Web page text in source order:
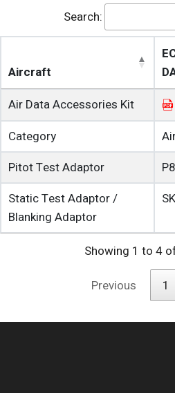
Search:
Aircraft
Air Data Accessories Kit
Category
Pitot Test Adaptor
Static Test Adaptor /
Blanking Adaptor
Showing 1 to 4
Previous
1